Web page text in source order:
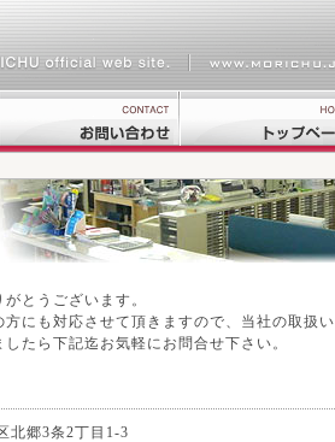
とうございます。
にも対応させて頂きますので、当社の取扱い
たら下記迄お気軽にお問合せ下さい。
北郷3条2丁目1-3